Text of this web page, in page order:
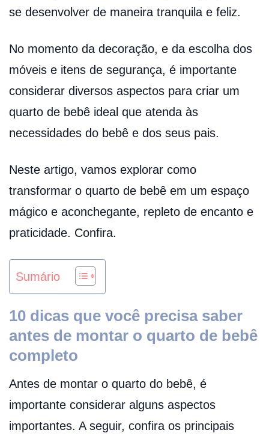
se desenvolver de maneira tranquila e feliz.
No momento da decoração, e da escolha dos
móveis e itens de segurança, é importante
considerar diversos aspectos para criar um
quarto de bebê ideal que atenda às
necessidades do bebê e dos seus pais.
Neste artigo, vamos explorar como
transformar o quarto de bebê em um espaço
mágico e aconchegante, repleto de encanto e
praticidade. Confira.
Sumário
10 dicas que você precisa saber
antes de montar o quarto de bebê
completo
Antes de montar o quarto do bebê, é
importante considerar alguns aspectos
importantes. A seguir, confira os principais